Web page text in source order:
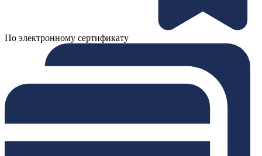
По электронному сертификату